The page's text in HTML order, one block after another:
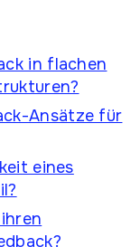
in flachen
Ansätze für
eines